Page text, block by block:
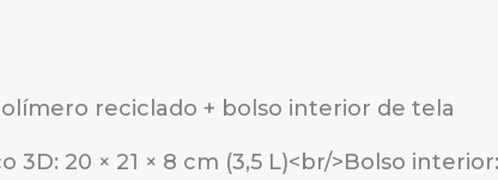
reciclado + bolso interior de tela
3D: 20 × 21 × 8 cm (3,5 L)<br/>Bolso